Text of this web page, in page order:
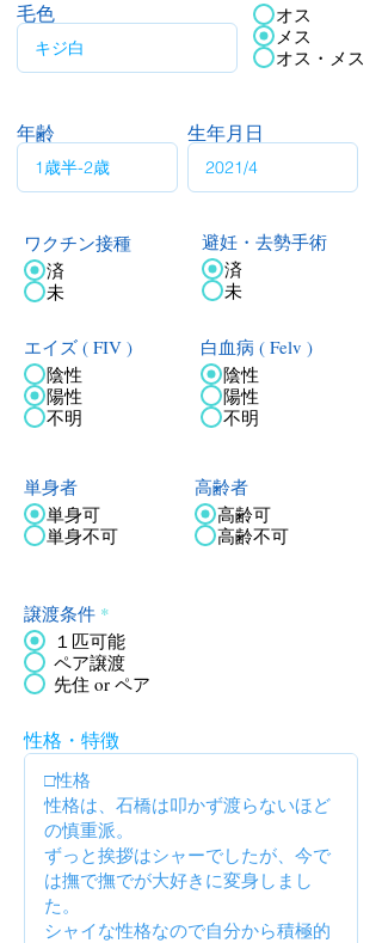
毛色
オス
メス
オス・メス
年齢 生年月日
ワクチン接種
済
未
エイズ ( FIV )
陰性
陽性
不明
避妊・去勢手術
済
未
白血病 ( Felv )
陰性
陽性
不明
単身者
単身可
単身不可
高齢者
高齢可
高齢不可
譲渡条件 *
１匹可能
ペア譲渡
先住 or ペア
性格・特徴